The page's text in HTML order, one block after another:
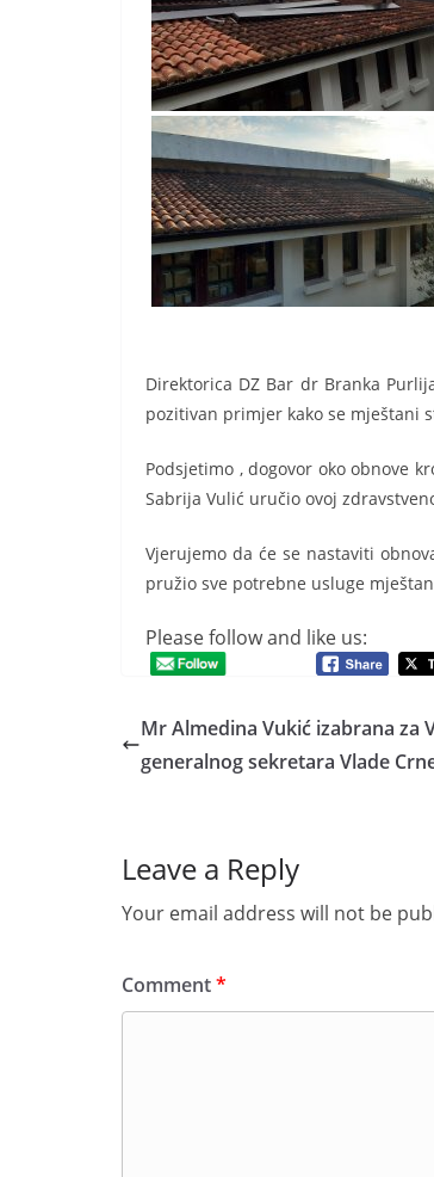
Direktorica DZ Bar dr Branka
pozitivan primjer kako se mještani
Podsjetimo , dogovor oko obnove
Sabrija Vulić uručio ovoj
Vjerujemo da će se nastaviti
pružio sve potrebne usluge
Please follow and like us:
Mr Almedina Vukić izabrana za
generalnog sekretara Vlade
Leave a Reply
Your email address will not be
Comment*